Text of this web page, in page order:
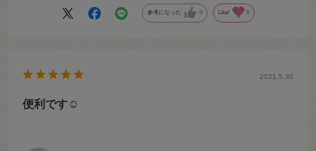
参考になった 0 Like! 0
2021.5.30
便利です☺️